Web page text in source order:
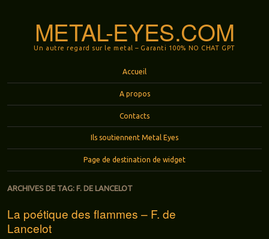
METAL-EYES.COM
Un autre regard sur le metal – Garanti 100% NO CHAT GPT
Accueil
A propos
Contacts
Ils soutiennent Metal Eyes
Page de destination de widget
ARCHIVES DE TAG: F. DE LANCELOT
La poétique des flammes – F. de
Lancelot